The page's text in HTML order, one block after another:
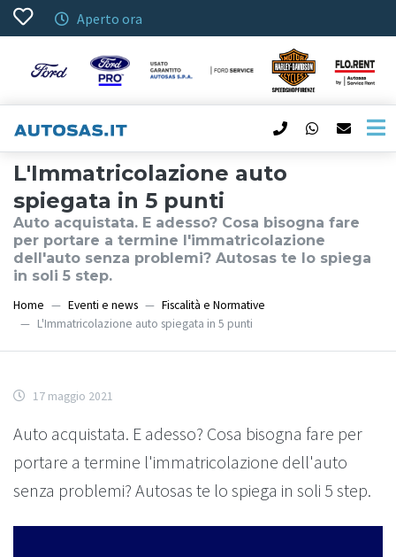
Aperto ora
L'Immatricolazione auto
spiegata in 5 punti
Auto acquistata. E adesso? Cosa bisogna fare
per portare a termine l'immatricolazione
dell'auto senza problemi? Autosas te lo spiega
in soli 5 step.
Home Eventi e news
Fiscalità e Normative
L'Immatricolazione auto spiegata in 5 punti
17 maggio 2021
Auto acquistata. E adesso? Cosa bisogna fare per
portare a termine l'immatricolazione dell'auto
senza problemi? Autosas te lo spiega in soli 5 step.